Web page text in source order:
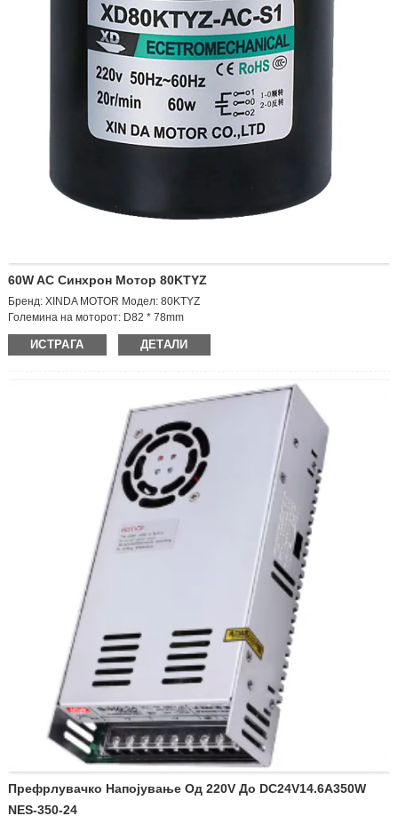
60W AC Синхрон Мотор 80KTYZ
Бренд: XINDA MOTOR Модел: 80KTYZ
Големина на моторот: D82 * 78mm
Излезна брзина: 10 вртежи во минута
Напон: AC220V
Пакување: 30 парчиња/картонски кутии
Излезен пат на вратило: ексцентричен (само)
Степен на изолација: Е степен
ИСТРАГА ДЕТАЛИ
Префрлувачко Напојување Од 220V До DC24V14.6A350W
NES-350-24